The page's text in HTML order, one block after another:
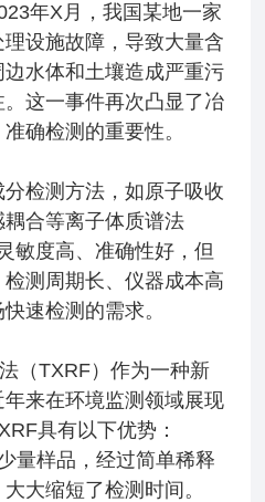
年X月，我国某地一家
设施故障，导致大量含
水体和土壤造成严重污
这一事件再次凸显了冶
确检测的重要性。
检测方法，如原子吸收
合等离子体质谱法
敏度高、准确性好，但
测周期长、仪器成本高
速检测的需求。
（TXRF）作为一种新
来在环境监测领域展现
具有以下优势：
量样品，经过简单稀释
大缩短了检测时间。